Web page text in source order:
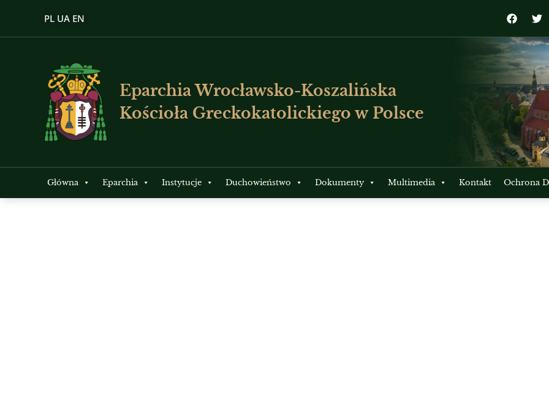
PL UA EN
Eparchia Wrocławsko-Koszalińska
Kościoła Greckokatolickiego w Polsce
Główna Eparchia Instytucje Duchowieństwo Dokumenty Multimedia Kontakt Ochrona